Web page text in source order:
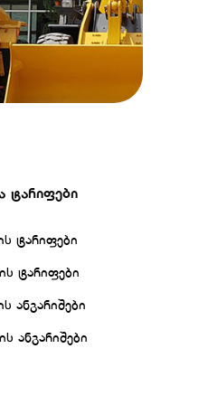
ტარიფები
ტარიფები
ტარიფები
ანგარიშები
ანგარიშები